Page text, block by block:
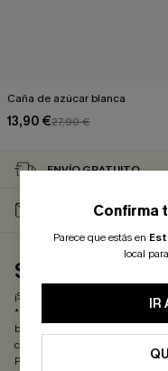
Caña de azúcar blanca
13,90 €27,90 €
Confirma
Parece que estás en
local
IR
ENVÍO GRATUITO
10 % DTO. AL
SUSCRIBIRTE
SUSCRIBIRSE
¡Suscríbete ahora y disfruta de
*Un código por pedido. Cada
botón, aceptas recibir
correo electrónico. También
Política de privacidad
. Puedes